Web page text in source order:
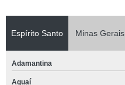
Espírito Santo Minas Gerais
Adamantina
Aguaí